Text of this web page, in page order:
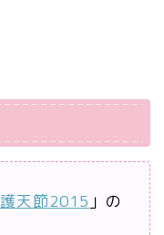
天節2015 」の